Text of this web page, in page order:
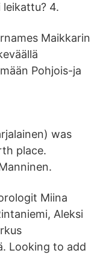
4.
Maikkarin
Pohjois-ja
was
place.
Miina
Aleksi
Looking to add